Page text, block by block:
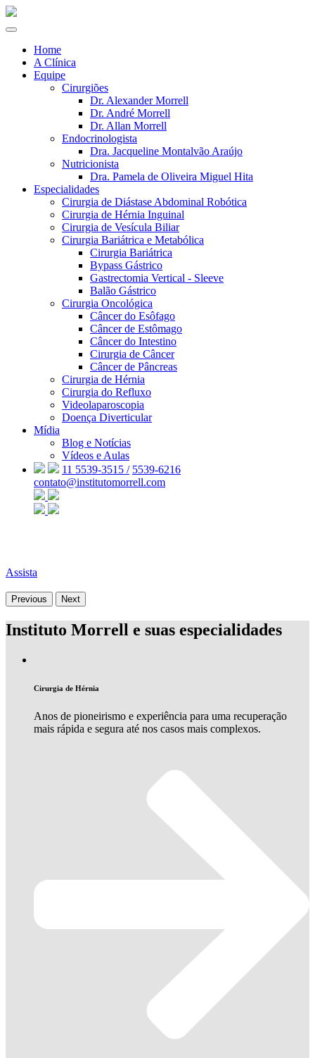
Home
A Clínica
Equipe
Cirurgiões
Dr. Alexander Morrell
Dr. André Morrell
Dr. Allan Morrell
Endocrinologista
Dra. Jacqueline Montalvão Araújo
Nutricionista
Dra. Pamela de Oliveira Miguel Hita
Especialidades
Cirurgia de Diástase Abdominal Robótica
Cirurgia de Hérnia Inguinal
Cirurgia de Vesícula Biliar
Cirurgia Bariátrica e Metabólica
Cirurgia Bariátrica
Bypass Gástrico
Gastrectomia Vertical - Sleeve
Balão Gástrico
Cirurgia Oncológica
Câncer do Esôfago
Câncer de Estômago
Câncer do Intestino
Cirurgia de Câncer
Câncer de Pâncreas
Cirurgia de Hérnia
Cirurgia do Refluxo
Videolaparoscopia
Doença Diverticular
Mídia
Blog e Notícias
Vídeos e Aulas
11 5539-3515 / 5539-6216
contato@institutomorrell.com
Assista
Previous Next
Instituto Morrell e suas especialidades
Cirurgia de Hérnia
Anos de pioneirismo e experiência para uma recuperação
mais rápida e segura até nos casos mais complexos.